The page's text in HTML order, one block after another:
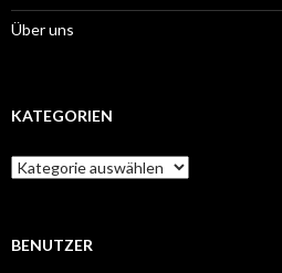
Über uns
KATEGORIEN
Kategorien
BENUTZER